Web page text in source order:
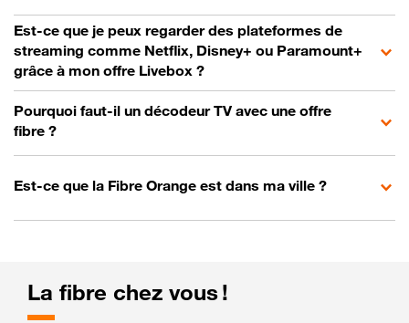
Est-ce que je peux regarder des plateformes de
streaming comme Netflix, Disney+ ou Paramount+
grâce à mon offre Livebox ?
Pourquoi faut-il un décodeur TV avec une offre
fibre ?
Est-ce que la Fibre Orange est dans ma ville ?
La fibre chez vous !